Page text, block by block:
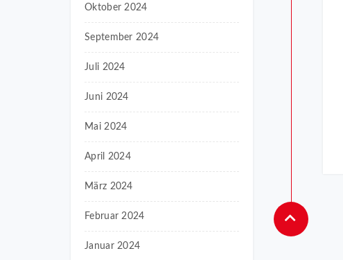
Oktober 2024
September 2024
Juli 2024
Juni 2024
Mai 2024
April 2024
März 2024
Februar 2024
Januar 2024